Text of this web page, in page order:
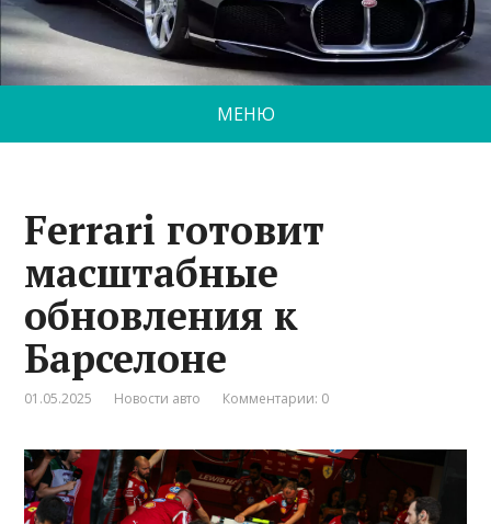
МЕНЮ
Ferrari готовит
масштабные
обновления к
Барселоне
01.05.2025 Новости авто Комментарии: 0